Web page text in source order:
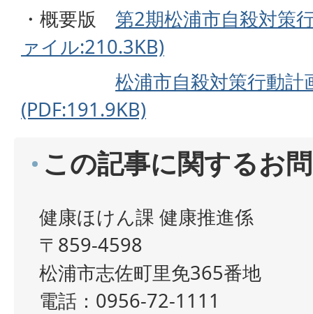
・概要版 第2期松浦市自殺対策
ァイル:210.3KB)
松浦市自殺対策行動
(PDF:191.9KB)
この記事に関するお
健康ほけん課 健康推進係
〒859-4598
松浦市志佐町里免365番地
電話：0956-72-1111